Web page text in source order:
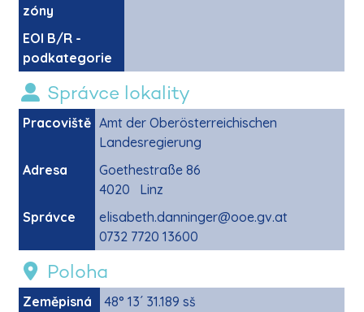
zóny
EOI B/R -
podkategorie
Správce lokality
Pracoviště Amt der Oberösterreichischen
Landesregierung
Adresa
Goethestraße 86
4020 Linz
Správce
elisabeth.danninger@ooe.gv.at
0732 7720 13600
Poloha
Zeměpisná
48° 13´ 31.189 sš